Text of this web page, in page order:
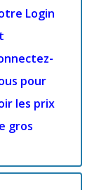
Login
pour
les prix
gros